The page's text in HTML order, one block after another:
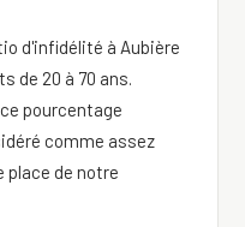
d'infidélité à Aubière
de 20 à 70 ans.
pourcentage
comme assez
place de notre